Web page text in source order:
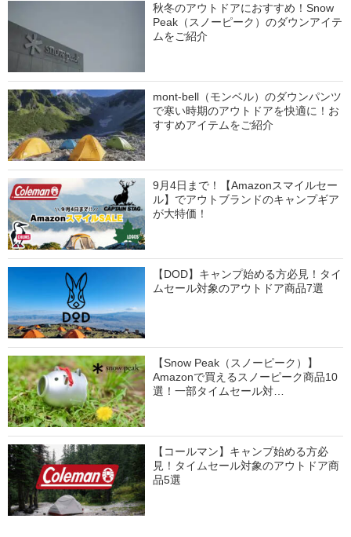
秋冬のアウトドアにおすすめ！Snow
Peak（スノーピーク）のダウンアイテ
ムをご紹介
mont-bell（モンベル）のダウンパンツ
で寒い時期のアウトドアを快適に！お
すすめアイテムをご紹介
9月4日まで！【Amazonスマイルセー
ル】でアウトブランドのキャンプギア
が大特価！
【DOD】キャンプ始める方必見！タイ
ムセール対象のアウトドア商品7選
【Snow Peak（スノーピーク）】
Amazonで買えるスノーピーク商品10
選！一部タイムセール対…
【コールマン】キャンプ始める方必
見！タイムセール対象のアウトドア商
品5選